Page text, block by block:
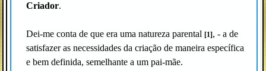
Criador.
Dei-me conta de que era uma natureza parental [1] , - a de
satisfazer as necessidades da criação de maneira específica
e bem definida, semelhante a um pai-mãe.